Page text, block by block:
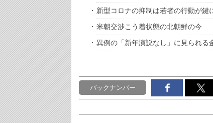
新型コロナの抑制は若者の行動が鍵
米朝交渉こう着状態の北朝鮮の今
異例の「新年演説なし」に見られる
バックナンバー